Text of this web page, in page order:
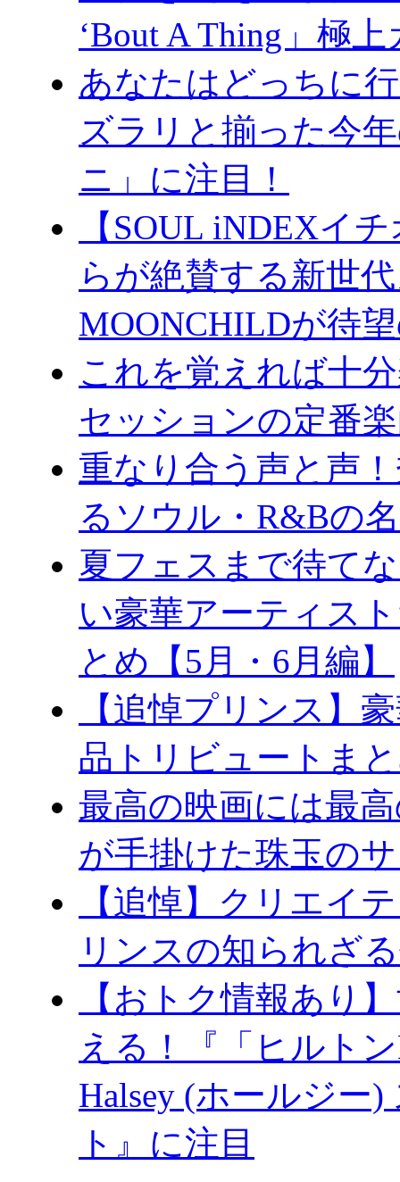
‘Bout A Thing」極
あなたはどっちに
ズラリと揃った今
ニ」に注目！
【SOUL iNDEXイ
らが絶賛する新世
MOONCHILDが待
これを覚えれば十
セッションの定番
重なり合う声と声
るソウル・R&Bの
夏フェスまで待て
い豪華アーティス
とめ【5月・6月編】
【追悼プリンス】
品トリビュートま
最高の映画には最
が手掛けた珠玉の
【追悼】クリエイ
リンスの知られざ
【おトク情報あり
える！『「ヒルト
Halsey (ホールジー
ト』に注目